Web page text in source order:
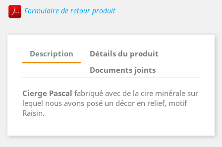
Formulaire de retour produit
Description
Détails du produit
Documents joints
Cierge Pascal fabriqué avec de la cire minérale sur
lequel nous avons posé un décor en relief, motif
Raisin.